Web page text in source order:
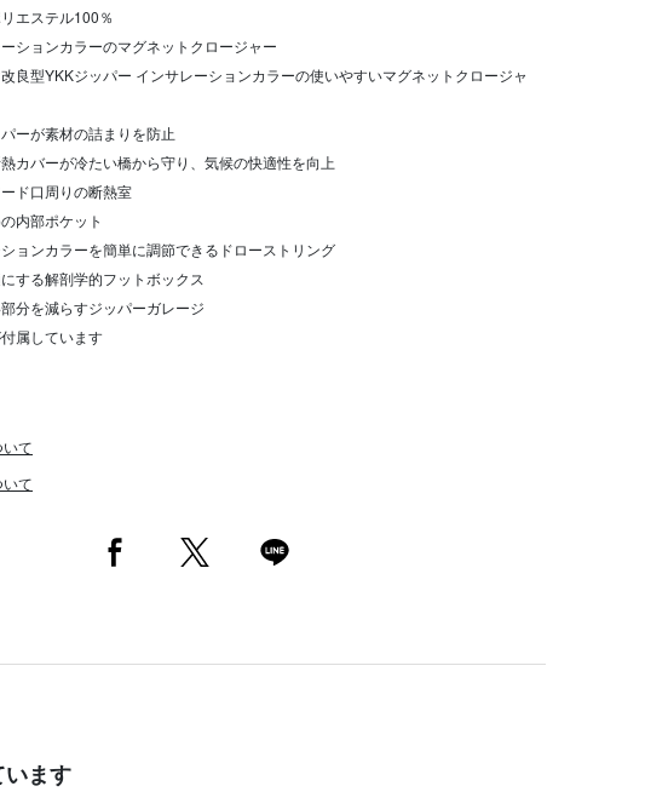
エステル100％
ションカラーのマグネットクロージャー
良型YKKジッパー インサレーションカラーの使いやすいマグネットクロージャ
ーが素材の詰まりを防止
カバーが冷たい橋から守り、気候の快適性を向上
ド口周りの断熱室
内部ポケット
ョンカラーを簡単に調節できるドローストリング
する解剖学的フットボックス
分を減らすジッパーガレージ
属しています
て
て
ます